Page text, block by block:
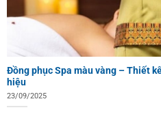
Đồng phục Spa màu vàng – Thiết
hiệu
23/09/2025